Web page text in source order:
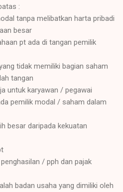
:
tanpa melibatkan harta pribadi
besar
pt ada di tangan pemilik
tidak memiliki bagian saham
tangan
untuk karyawan / pegawai
pemilik modal / saham dalam
besar daripada kekuatan
/ pph dan pajak
badan usaha yang dimiliki oleh